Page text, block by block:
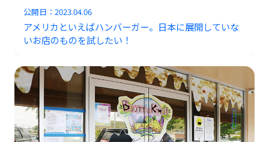
公開日：2023.04.06
アメリカといえばハンバーガー。日本に展開していな
いお店のものを試したい！